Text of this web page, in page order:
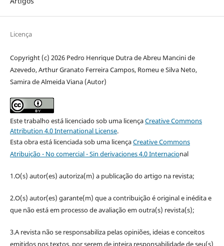
Licença
Copyright (c) 2026 Pedro Henrique Dutra de Abreu Mancini de
Azevedo, Arthur Granato Ferreira Campos, Romeu e Silva Neto,
Samira de Almeida Viana (Autor)
Este trabalho está licenciado sob uma licençaCreative Commons
Attribution 4.0 International License.
Esta obra está licenciada sob uma licençaCreative Commons
Atribuição - No comercial - Sin derivaciones 4.0 Internacional
1.O(s) autor(es) autoriza(m) a publicação do artigo na revista;
2.O(s) autor(es) garante(m) que a contribuição é original e inédita e
que não está em processo de avaliação em outra(s) revista(s);
3.A revista não se responsabiliza pelas opiniões, ideias e conceitos
emitidos nos textos, por serem de inteira responsabilidade de seu(s)